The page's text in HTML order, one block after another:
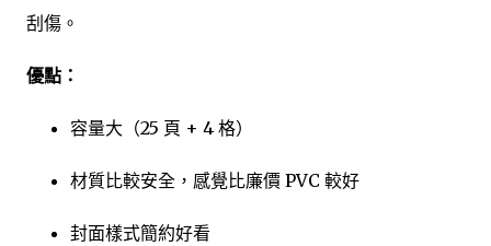
刮傷。
優點：
容量大（25 頁 + 4 格）
材質比較安全，感覺比廉價 PVC 較好
封面樣式簡約好看